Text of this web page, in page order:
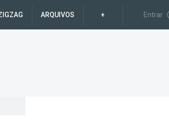
ARQUIVOS + Entrar